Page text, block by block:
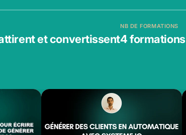
et convertissent
NB DE FORMATIONS
4 formations